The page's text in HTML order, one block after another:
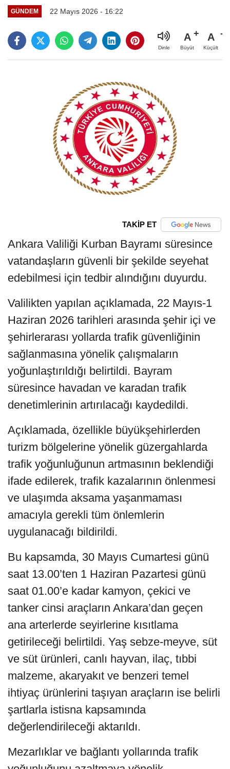
GÜNDEM 22 Mayıs 2026 - 16:22
Dinle
A
Büyüt
A
Küçült
TAKİP ET
Ankara Valiliği Kurban Bayramı süresince
vatandaşların güvenli bir şekilde seyehat
edebilmesi için tedbir alındığını duyurdu.
Valilikten yapılan açıklamada, 22 Mayıs-1
Haziran 2026 tarihleri arasında şehir içi ve
şehirlerarası yollarda trafik güvenliğinin
sağlanmasına yönelik çalışmaların
yoğunlaştırıldığı belirtildi. Bayram
süresince havadan ve karadan trafik
denetimlerinin artırılacağı kaydedildi.
Açıklamada, özellikle büyükşehirlerden
turizm bölgelerine yönelik güzergahlarda
trafik yoğunluğunun artmasının beklendiği
ifade edilerek, trafik kazalarının önlenmesi
ve ulaşımda aksama yaşanmaması
amacıyla gerekli tüm önlemlerin
uygulanacağı bildirildi.
Bu kapsamda, 30 Mayıs Cumartesi günü
saat 13.00’ten 1 Haziran Pazartesi günü
saat 01.00’e kadar kamyon, çekici ve
tanker cinsi araçların Ankara’dan geçen
ana arterlerde seyirlerine kısıtlama
getirileceği belirtildi. Yaş sebze-meyve, süt
ve süt ürünleri, canlı hayvan, ilaç, tıbbi
malzeme, akaryakıt ve benzeri temel
ihtiyaç ürünlerini taşıyan araçların ise belirli
şartlarla istisna kapsamında
değerlendirileceği aktarıldı.
Mezarlıklar ve bağlantı yollarında trafik